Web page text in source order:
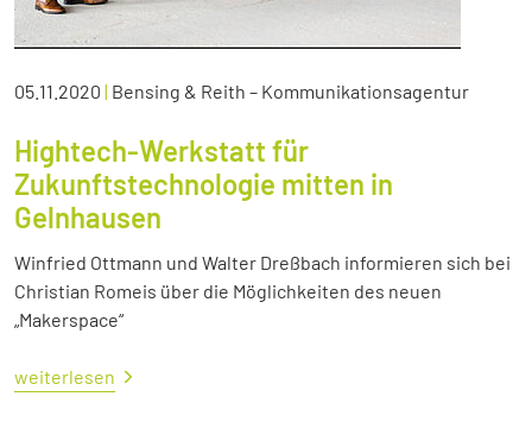
05.11.2020 | Bensing & Reith – Kommunikationsagentur
Hightech-Werkstatt für
Zukunftstechnologie mitten in
Gelnhausen
Winfried Ottmann und Walter Dreßbach informieren sich bei
Christian Romeis über die Möglichkeiten des neuen
„Makerspace“
weiterlesen